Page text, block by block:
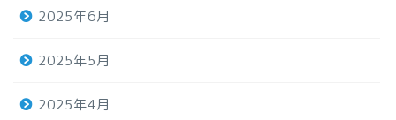
2025年6月
2025年5月
2025年4月